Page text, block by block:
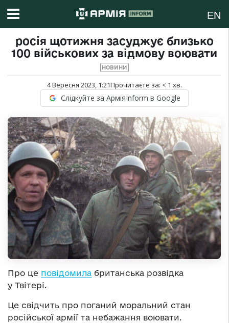
EN
росія щотижня засуджує близько
100 військових за відмову воювати
НОВИНИ
4 Вересня 2023, 1:21Прочитаєте за: < 1 хв.
Слідкуйте за АрміяInform в Google
Про це повідомила британська розвідка
у Твітері.
Це свідчить про поганий моральний стан
російської армії та небажання воювати.